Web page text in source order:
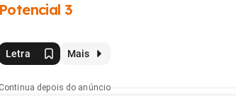
Potencial 3
Letra Mais
Continua depois do anúncio